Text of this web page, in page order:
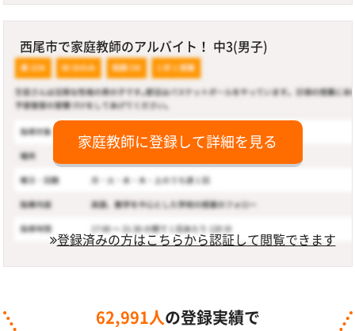
西尾市で家庭教師のアルバイト！ 中3(男子)
家庭教師に登録して詳細を見る
登録済みの方はこちらから認証して閲覧できます
62,991人 の登録実績で